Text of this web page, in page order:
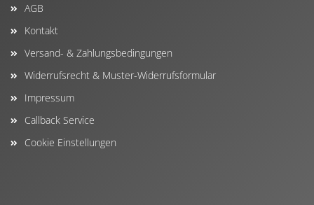
AGB
Kontakt
Versand- & Zahlungsbedingungen
Widerrufsrecht & Muster-Widerrufsformular
Impressum
Callback Service
Cookie Einstellungen